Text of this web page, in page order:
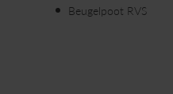
Beugelpoot RVS